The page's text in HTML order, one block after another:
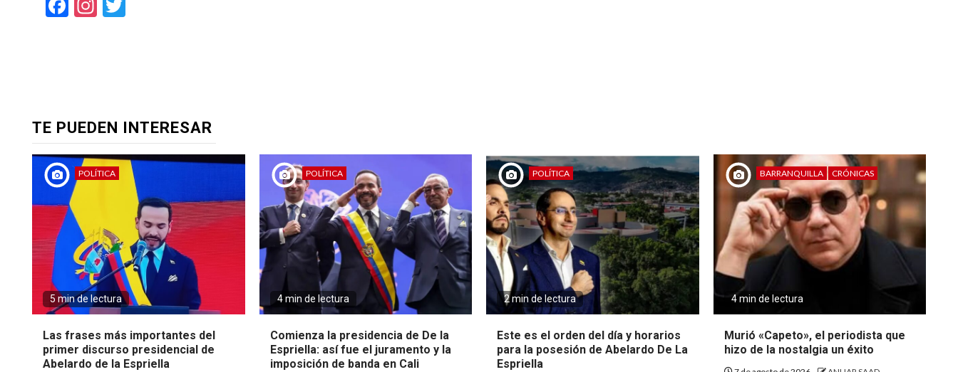
TE PUEDEN INTERESAR
POLÍTICA
5 min de lectura
Las frases más importantes del
primer discurso presidencial de
Abelardo de la Espriella
POLÍTICA
4 min de lectura
Comienza la presidencia de De la
Espriella: así fue el juramento y la
imposición de banda en Cali
POLÍTICA
2 min de lectura
Este es el orden del día y horarios
para la posesión de Abelardo De La
Espriella
BARRANQUILLA CRÓNICAS
4 min de lectura
Murió «Capeto», el periodista que
hizo de la nostalgia un éxito